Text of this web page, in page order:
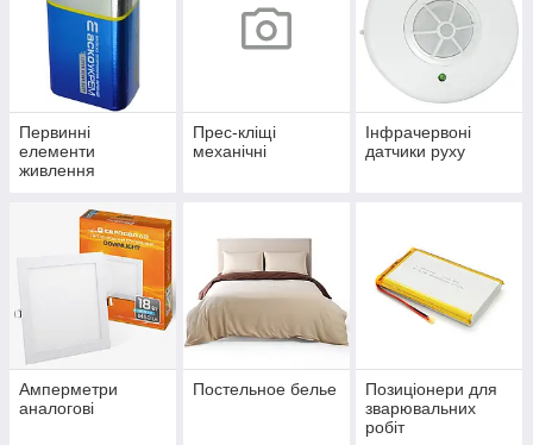
Первинні
елементи
живлення
Прес-кліщі
механічні
Інфрачервоні
датчики руху
Амперметри
аналогові
Постельное белье
Позиціонери для
зварювальних
робіт